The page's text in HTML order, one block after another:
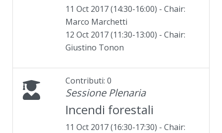
11 Oct 2017 (14:30-16:00) - Chair:
Marco Marchetti
12 Oct 2017 (11:30-13:00) - Chair:
Giustino Tonon
Contributi: 0
Sessione Plenaria
Incendi forestali
11 Oct 2017 (16:30-17:30) - Chair: